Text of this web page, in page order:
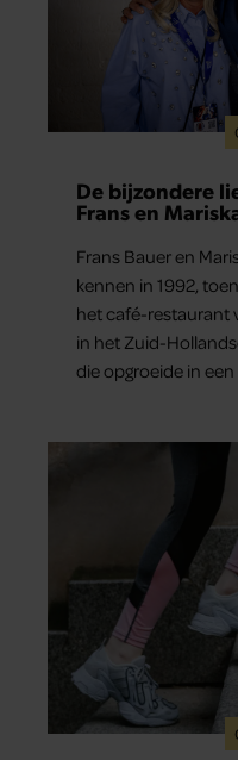
De bijzondere
Frans en
Frans Bauer en
kennen in 1992,
het café-restaurant
in het Zuid-
die opgroeide in